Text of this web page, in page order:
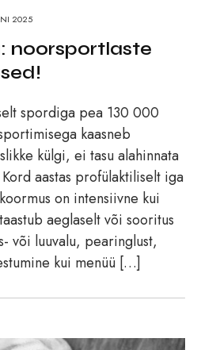
2025
noorsportlaste
spordiga pea 130 000
kaasneb
külgi, ei tasu alahinnata
aastas profülaktiliselt iga
on intensiivne kui
aeglaselt või sooritus
või luuvalu, pearinglust,
kui menüü […]